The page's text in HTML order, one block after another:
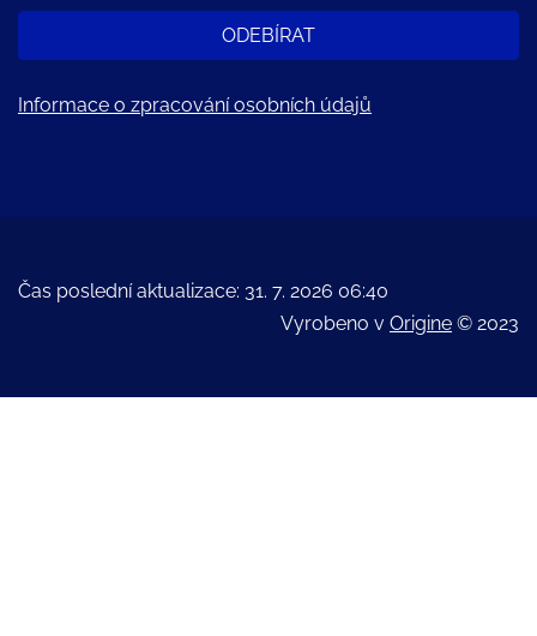
ODEBÍRAT
Informace o zpracování osobních údajů
Čas poslední aktualizace: 31. 7. 2026 06:40
Vyrobeno v Origine © 2023